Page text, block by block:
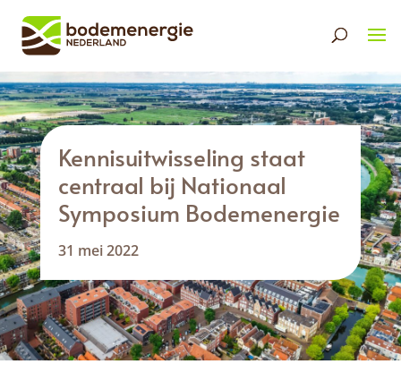
Kennisuitwisseling staat
centraal bij Nationaal
Symposium Bodemenergie
31 mei 2022